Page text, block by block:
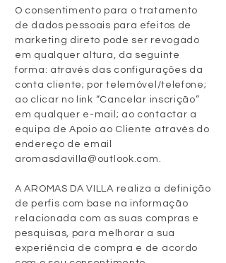
O consentimento para o tratamento
de dados pessoais para efeitos de
marketing direto pode ser revogado
em qualquer altura, da seguinte
forma: através das configurações da
conta cliente; por telemóvel/telefone;
ao clicar no link “Cancelar inscrição”
em qualquer e-mail; ao contactar a
equipa de Apoio ao Cliente através do
endereço de email
aromasdavilla@outlook.com .
A AROMAS DA VILLA realiza a definição
de perfis com base na informação
relacionada com as suas compras e
pesquisas, para melhorar a sua
experiência de compra e de acordo